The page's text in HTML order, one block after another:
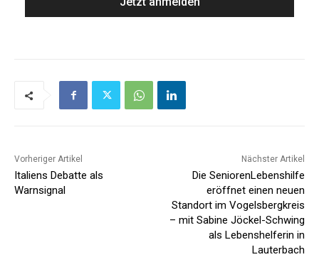
Vorheriger Artikel
Italiens Debatte als
Warnsignal
Nächster Artikel
Die SeniorenLebenshilfe
eröffnet einen neuen
Standort im Vogelsbergkreis
– mit Sabine Jöckel-Schwing
als Lebenshelferin in
Lauterbach